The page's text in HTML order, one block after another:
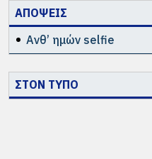
ΑΠΟΨΕΙΣ
Ανθ’ ημών selfie
ΣΤΟΝ ΤΥΠΟ